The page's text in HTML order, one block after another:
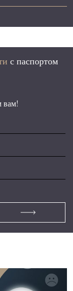
с паспортом
вам!